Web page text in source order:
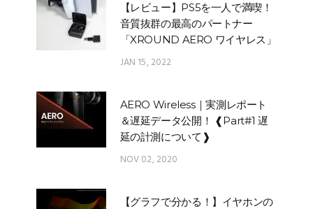
【レビュー】PS5を一人で満喫！
音質抜群の最高のパートナー
「XROUND AERO ワイヤレス」
JAN 15, 2022
AERO Wireless｜実測レポート
＆遅延データ公開！ ❰Part#1 遅
延の計測について❱
NOV 02, 2020
【グラフで分かる！】イヤホンの